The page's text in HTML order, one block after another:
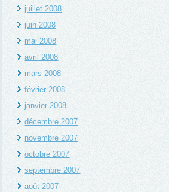
juillet 2008
juin 2008
mai 2008
avril 2008
mars 2008
février 2008
janvier 2008
décembre 2007
novembre 2007
octobre 2007
septembre 2007
août 2007